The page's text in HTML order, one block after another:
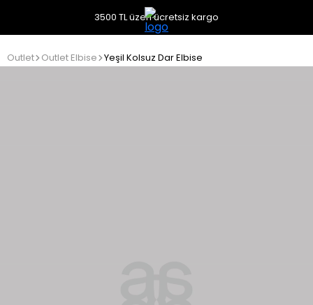
3500 TL üzeri ücretsiz kargo
Outlet Outlet Elbise Yeşil Kolsuz Dar Elbise